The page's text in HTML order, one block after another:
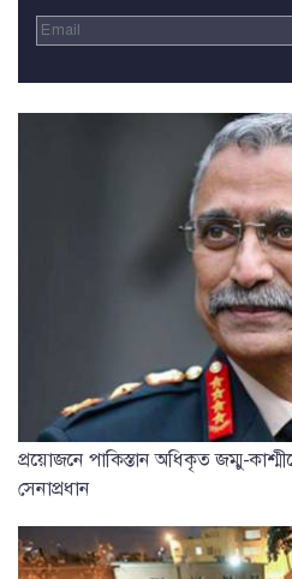
প্রয়োজনে পাকিস্তান অধিকৃত জম্মু-
সেনাপ্রধান